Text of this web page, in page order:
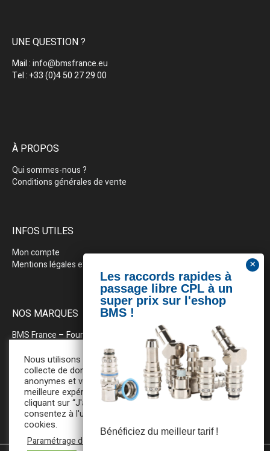
UNE QUESTION ?
Mail :info@bmsfrance.eu
Tel : +33 (0)4 50 27 29 00
À PROPOS
Qui sommes-nous ?
Conditions générales de vente
INFOS UTILES
Mon compte
Mentions légales et politique de confidentialité
NOS MARQUES
BMS France – Fournitures industrielles pour la plasturgie
BEWEPLAST– Machines & pérhiphériques
PRODOPTIM– Table d’entretien pour moules d’injection
Nous utilisons des cookies pour la
collecte de données statistiques
anonymes et vous assurer une
meilleure expérience de navigation. En
cliquant sur “J'accepte”, vous
consentez à l'utilisation de tous ces
cookies.
Paramétrage des cookies
Bénéficiez du meilleur tarif !